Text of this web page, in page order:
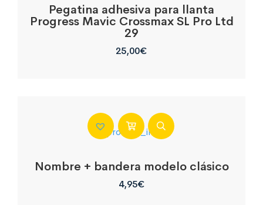
Pegatina adhesiva para llanta
Progress Mavic Crossmax SL Pro Ltd
29
25,00€
Nombre + bandera modelo clásico
4,95€